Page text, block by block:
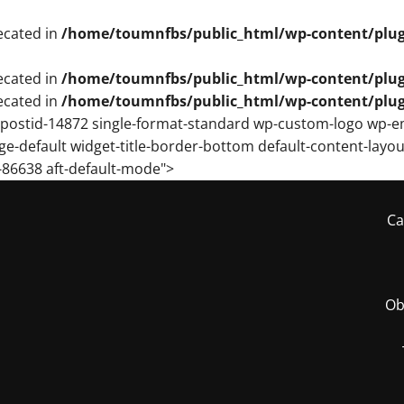
in /home/toumnfbs/public_html/wp-content/
in /home/toumnfbs/public_html/wp-content/
in /home/toumnfbs/public_html/wp-content/
14872 single-format-standard wp-custom-logo
default widget-title-border-bottom default-content-
aft-default-mode">